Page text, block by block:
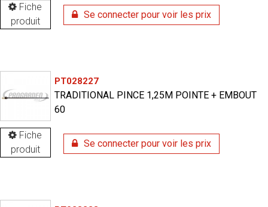
Fiche
produit
Se connecter pour voir les prix
Fiche
produit
PT028227
TRADITIONAL PINCE 1,25M POINTE + EMBOUT
60
Se connecter pour voir les prix